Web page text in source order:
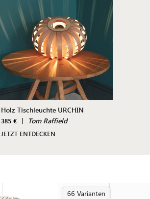
Holz Tischleuchte URCHIN
385 € | Tom Raffield
JETZT ENTDECKEN
66 Varianten